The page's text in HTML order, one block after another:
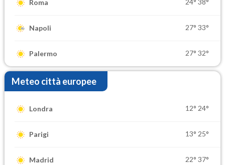
Roma 24° 38°
Napoli 27° 33°
Palermo 27° 32°
Meteo città europee
Londra 12° 24°
Parigi 13° 25°
Madrid 22° 37°